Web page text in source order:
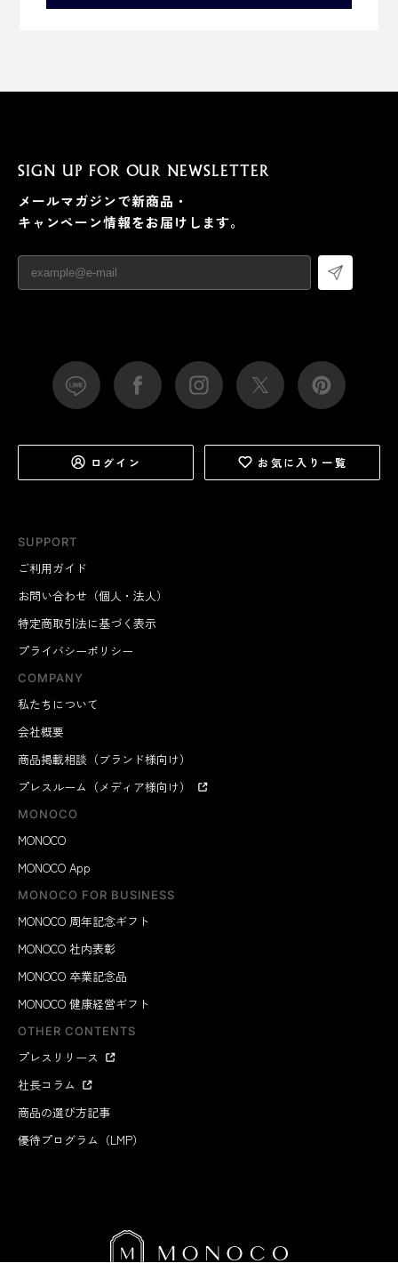
SUPPORT
ご利用ガイド
お問い合わせ（個人・法人）
特定商取引法に基づく表示
プライバシーポリシー
COMPANY
私たちについて
会社概要
商品掲載相談（ブランド様向け）
プレスルーム（メディア様向け）
MONOCO
MONOCO
MONOCO App
MONOCO FOR BUSINESS
MONOCO 周年記念ギフト
MONOCO 社内表彰
MONOCO 卒業記念品
MONOCO 健康経営ギフト
OTHER CONTENTS
プレスリリース
社長コラム
商品の選び方記事
優待プログラム（LMP）
SIGN UP FOR OUR NEWSLETTER
メールマガジンで新商品・
キャンペーン情報をお届けします。
ログイン お気に入り一覧